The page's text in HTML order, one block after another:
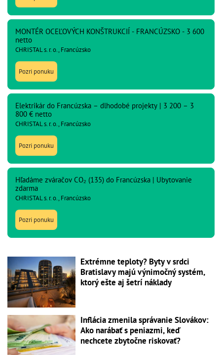
MONTÉR OCEĽOVÝCH KONŠTRUKCIÍ - FRANCÚZSKO - 3 600
netto
CHRISTAL s. r. o., Francúzsko
Pozri ponuku
Elektrikár do Francúzska – dlhodobé projekty | 3 200 – 3
800 € netto
CHRISTAL s. r. o., Francúzsko
Pozri ponuku
Hľadáme zváračov CO₂ (135) do Francúzska | Ubytovanie
zdarma
CHRISTAL s. r. o., Francúzsko
Pozri ponuku
Extrémne teploty? Byty v srdci
Bratislavy majú výnimočný systém,
ktorý ešte aj šetrí náklady
Inflácia zmenila správanie Slovákov:
Ako narábať s peniazmi, keď
nechcete zbytočne riskovať?